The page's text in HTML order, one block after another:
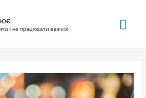
і не працювати важко!